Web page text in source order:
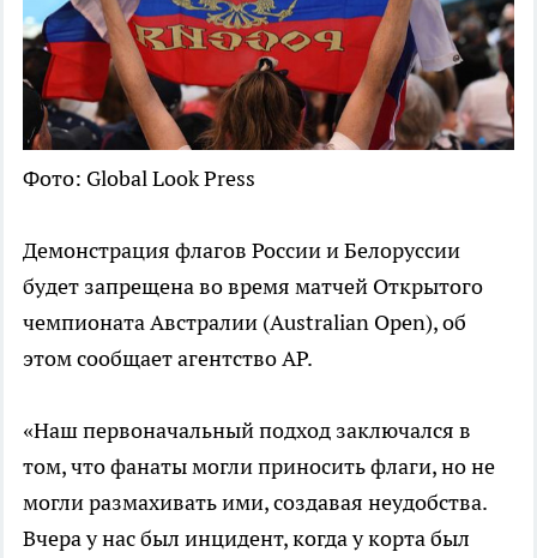
Фото: Global Look Press
Демонстрация флагов России и Белоруссии
будет запрещена во время матчей Открытого
чемпионата Австралии (Australian Open), об
этом сообщает агентство AP.
«Наш первоначальный подход заключался в
том, что фанаты могли приносить флаги, но не
могли размахивать ими, создавая неудобства.
Вчера у нас был инцидент, когда у корта был